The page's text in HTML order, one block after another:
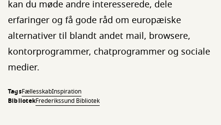
kan du møde andre interesserede, dele
erfaringer og få gode råd om europæiske
alternativer til blandt andet mail, browsere,
kontorprogrammer, chatprogrammer og sociale
medier.
TagsFællesskabInspiration
BibliotekFrederikssund Bibliotek